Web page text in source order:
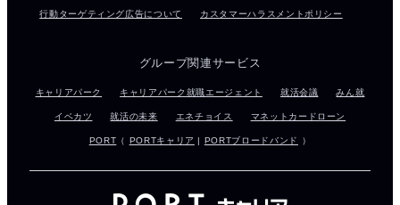
行動ターゲティング広告について カスタマーハラスメントポリシー